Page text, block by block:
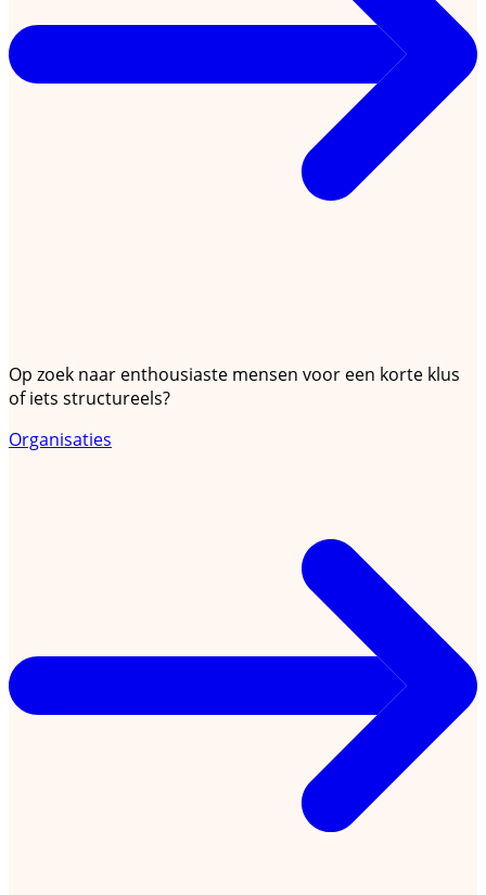
Op zoek naar enthousiaste mensen voor een korte klus
of iets structureels?
Organisaties